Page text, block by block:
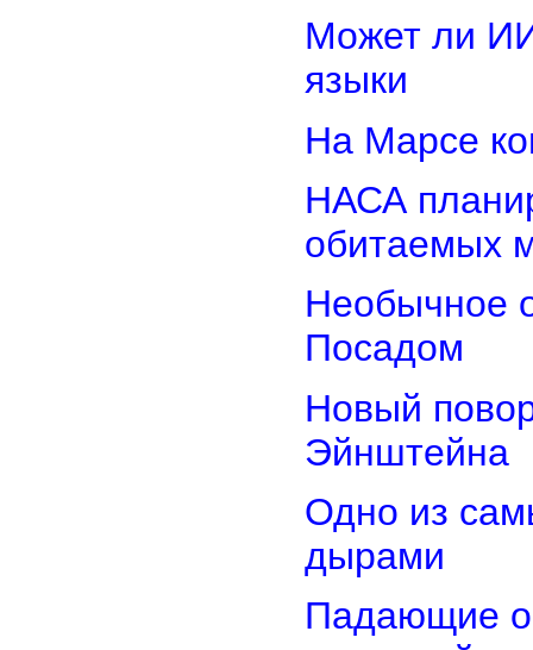
Может ли
языки
На Марсе
НАСА
обитаемых
Необычное
Посадом
Новый
Эйнштейна
Одно из
дырами
Падающие